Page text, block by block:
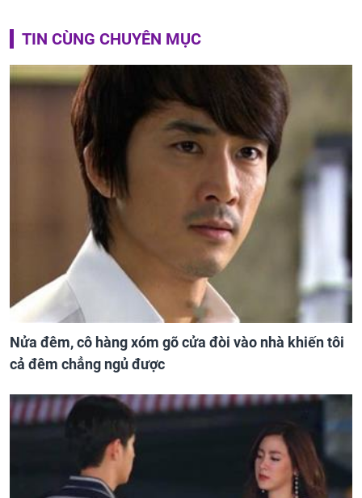
TIN CÙNG CHUYÊN MỤC
Nửa đêm, cô hàng xóm gõ cửa đòi vào nhà khiến tôi
cả đêm chẳng ngủ được